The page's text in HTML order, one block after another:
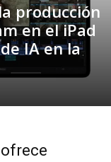
producción
en el iPad
IA en la
ofrece